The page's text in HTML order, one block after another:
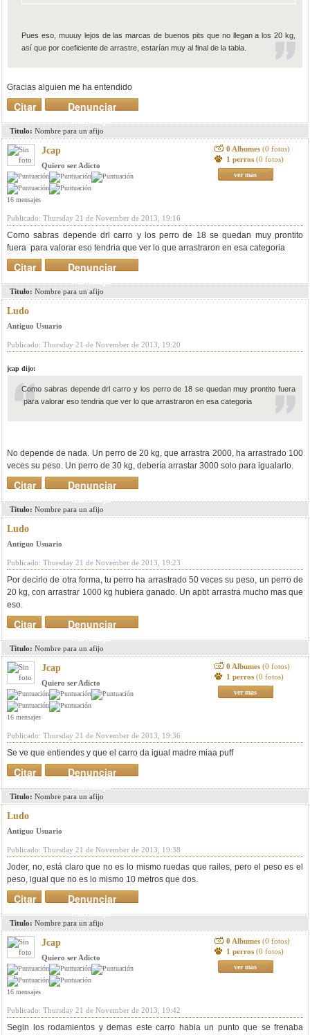
Pues eso, muuuy lejos de las marcas de buenos pits que no llegan a los 20 kg,
así que por coeficiente de arrastre, estarían muy al final de la tabla.
Gracias alguien me ha entendido
Denunciar
mensaje
Citar
Titulo: Nombre para un afijo
Jcap
Quiero ser Adicto
16 mensajes
0 Albumes (0 fotos)
1 perros (0 fotos)
ver mas
Publicado: Thursday 21 de November de 2013, 19:16
Como sabras depende drl carro y los perro de 18 se quedan muy prontito
fuera para valorar eso tendria que ver lo que arrastraron en esa categoria
Denunciar
mensaje
Citar
Titulo: Nombre para un afijo
Ludo
Antiguo Usuario
Publicado: Thursday 21 de November de 2013, 19:20
jcap dijo:
Como sabras depende drl carro y los perro de 18 se quedan muy prontito fuera
para valorar eso tendria que ver lo que arrastraron en esa categoria
No depende de nada. Un perro de 20 kg, que arrastra 2000, ha arrastrado 100
veces su peso. Un perro de 30 kg, debería arrastar 3000 solo para igualarlo.
Denunciar
mensaje
Citar
Titulo: Nombre para un afijo
Ludo
Antiguo Usuario
Publicado: Thursday 21 de November de 2013, 19:23
Por decirlo de otra forma, tu perro ha arrastrado 50 veces su peso, un perro de
20 kg, con arrastrar 1000 kg hubiera ganado. Un apbt arrastra mucho mas que
eso.
Denunciar
mensaje
Citar
Titulo: Nombre para un afijo
Jcap
Quiero ser Adicto
16 mensajes
0 Albumes (0 fotos)
1 perros (0 fotos)
ver mas
Publicado: Thursday 21 de November de 2013, 19:36
Se ve que entiendes y que el carro da igual madre miaa puff
Denunciar
mensaje
Citar
Titulo: Nombre para un afijo
Ludo
Antiguo Usuario
Publicado: Thursday 21 de November de 2013, 19:38
Joder, no, está claro que no es lo mismo ruedas que railes, pero el peso es el
peso, igual que no es lo mismo 10 metros que dos.
Denunciar
mensaje
Citar
Titulo: Nombre para un afijo
Jcap
Quiero ser Adicto
16 mensajes
0 Albumes (0 fotos)
1 perros (0 fotos)
ver mas
Publicado: Thursday 21 de November de 2013, 19:42
Segin los rodamientos y demas este carro habia un punto que se frenaba